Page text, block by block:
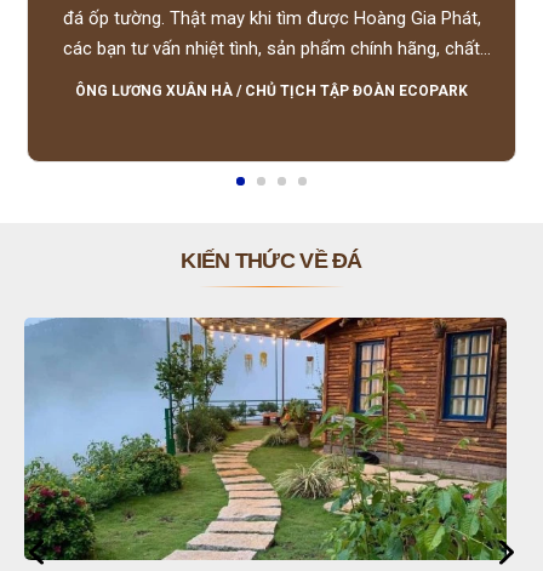
đá ốp tường. Thật may khi tìm được Hoàng Gia Phát,
các bạn tư vấn nhiệt tình, sản phẩm chính hãng, chất
lượng tốt, giá hợp lý, hỗ trợ tận tình.
ÔNG LƯƠNG XUÂN HÀ / CHỦ TỊCH TẬP ĐOÀN ECOPARK
KIẾN THỨC VỀ ĐÁ